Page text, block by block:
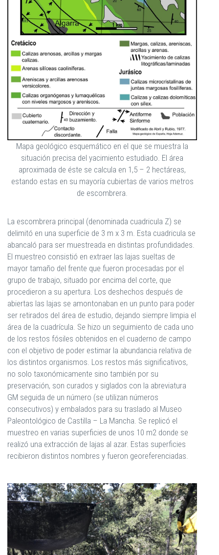
Mapa geológico esquemático en el que se muestra la
situación precisa del yacimiento estudiado. El área
aproximada de éste se calcula en 1,5 – 2 hectáreas,
estando estas en su mayoría cubiertas de varios metros
de escombrera.
La escombrera principal (denominada cuadricula Z) se
delimitó en una superficie de 3 m x 3 m. Esta cuadricula se
abancaló para ser muestreada en distintas profundidades.
El muestreo consistió en extraer las lajas sueltas de
mayor tamaño del frente que fueron procesadas por el
grupo de trabajo, situado por encima del corte, que
procedieron a su apertura. Los deshechos después de
abiertas las lajas se amontonaban en un punto para poder
ser retirados del área de estudio, dejando siempre limpia el
área de la cuadrícula. Se hizo un seguimiento de cada uno
de los restos fósiles obtenidos en el cuaderno de campo
con el objetivo de poder estimar la abundancia relativa de
los distintos organismos. Los restos más significativos,
no solo taxonómicamente sino también por su
preservación, son curados y siglados con la abreviatura
GM seguida de un número (se utilizan números
consecutivos) y embalados para su traslado al Museo
Paleontológico de Castilla – La Mancha. Se replicó el
muestreo en varias superficies de unos 10 m2 donde se
realizó una extracción de lajas al azar. Estas superficies
recibieron distintos nombres y fueron georeferenciadas.